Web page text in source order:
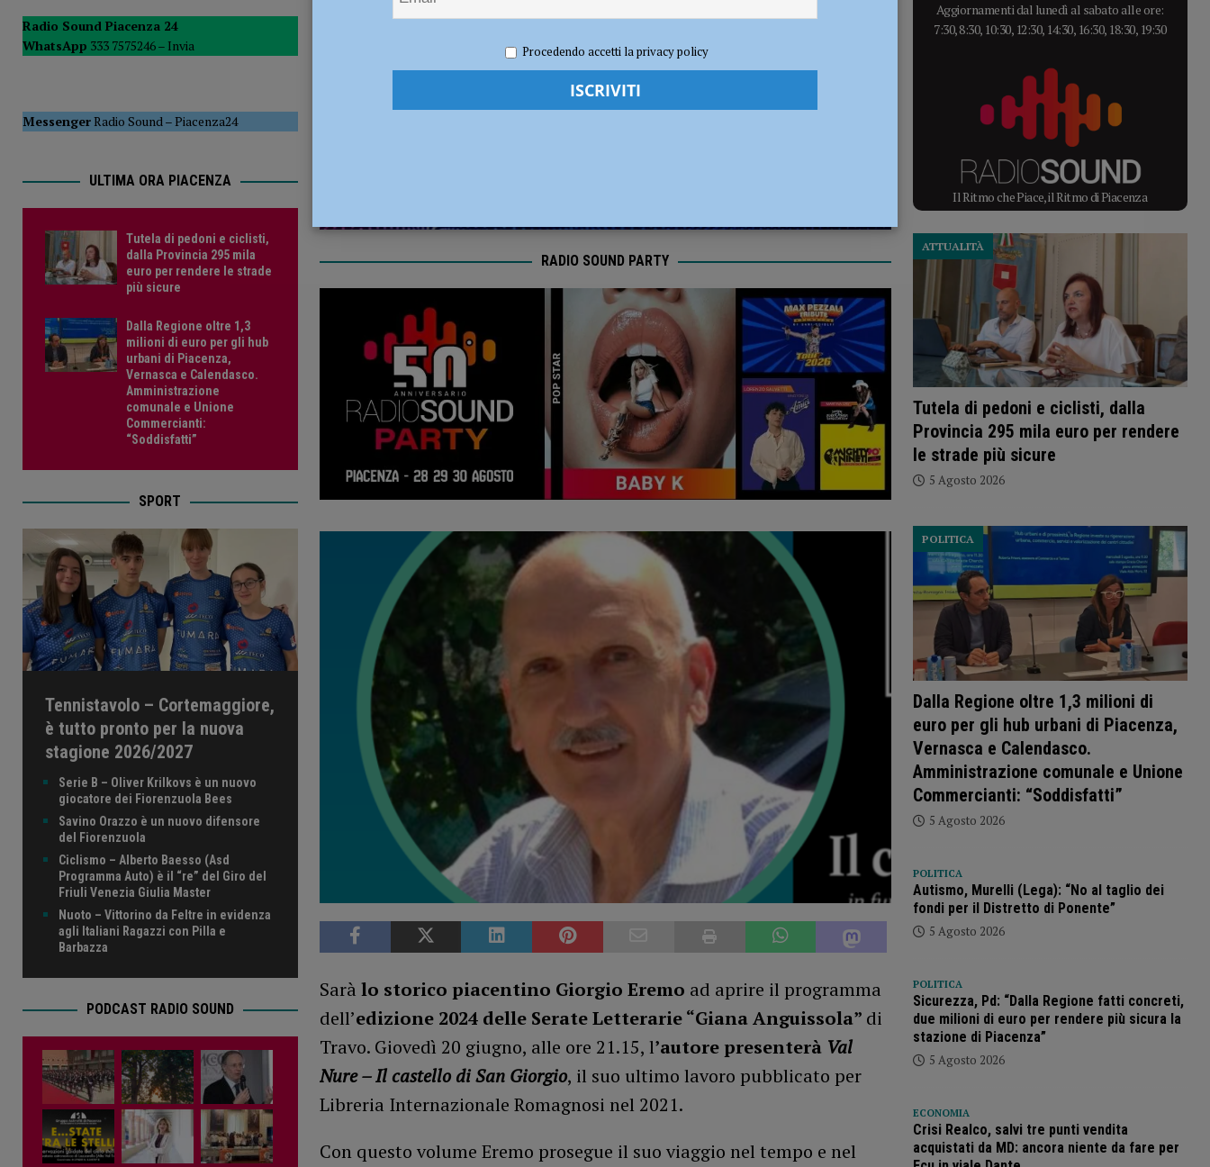
POLITICA
[ 5 Agosto 2026 ] Caldo estremo e asili nido, Tagliaferri (FdI): “Verificare subito la situazione nella provincia di Piacenza”
Redazione MC Eventi a Piacenza
RADIO SOUND PARTY
Sarà lo storico piacentino Giorgio Eremo ad aprire il programma
dell’edizione 2024 delle Serate Letterarie “Giana Anguissola” di
Travo. Giovedì 20 giugno, alle ore 21.15, l’autore presenterà Val
Nure – Il castello di San Giorgio, il suo ultimo lavoro pubblicato per
Libreria Internazionale Romagnosi nel 2021.
Con questo volume Eremo prosegue il suo viaggio nel tempo e nel
Radio Sound Piacenza 24
WhatsApp 333 7575246 – Invia
MessengerRadio Sound–Piacenza24
ULTIMA ORA PIACENZA
Tutela di pedoni e ciclisti,
dalla Provincia 295 mila
euro per rendere le strade
più sicure
Dalla Regione oltre 1,3
milioni di euro per gli hub
urbani di Piacenza,
Vernasca e Calendasco.
Amministrazione
comunale e Unione
Commercianti:
“Soddisfatti”
SPORT
Tennistavolo – Cortemaggiore,
è tutto pronto per la nuova
stagione 2026/2027
Serie B – Oliver Krilkovs è un nuovo
giocatore dei Fiorenzuola Bees
Savino Orazzo è un nuovo difensore
del Fiorenzuola
Ciclismo – Alberto Baesso (Asd
Programma Auto) è il “re” del Giro del
Friuli Venezia Giulia Master
Nuoto – Vittorino da Feltre in evidenza
agli Italiani Ragazzi con Pilla e
Barbazza
PODCAST RADIO SOUND
Aggiornamenti dal lunedì al sabato alle ore:
7:30, 8:30, 10:30, 12:30, 14:30, 16:30, 18:30, 19:30
Il Ritmo che Piace, il Ritmo di Piacenza
Tutela di pedoni e ciclisti, dalla
Provincia 295 mila euro per rendere
le strade più sicure
ATTUALITÀ
5 Agosto 2026
Dalla Regione oltre 1,3 milioni di
euro per gli hub urbani di Piacenza,
Vernasca e Calendasco.
Amministrazione comunale e Unione
Commercianti: “Soddisfatti”
POLITICA
5 Agosto 2026
POLITICA
Autismo, Murelli (Lega): “No al taglio dei
fondi per il Distretto di Ponente”
5 Agosto 2026
POLITICA
Sicurezza, Pd: “Dalla Regione fatti concreti,
due milioni di euro per rendere più sicura la
stazione di Piacenza”
5 Agosto 2026
ECONOMIA
Crisi Realco, salvi tre punti vendita
acquistati da MD: ancora niente da fare per
Procedendo accetti la privacy policy